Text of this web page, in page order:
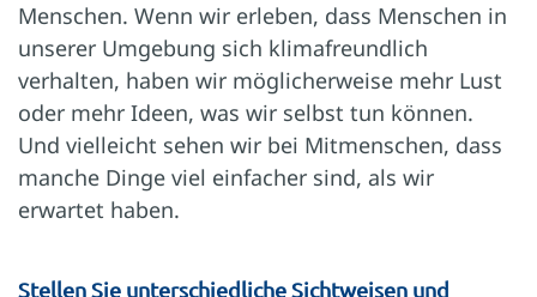
Menschen. Wenn wir erleben, dass Menschen in
unserer Umgebung sich klimafreundlich
verhalten, haben wir möglicherweise mehr Lust
oder mehr Ideen, was wir selbst tun können.
Und vielleicht sehen wir bei Mitmenschen, dass
manche Dinge viel einfacher sind, als wir
erwartet haben.
Stellen Sie unterschiedliche Sichtweisen und